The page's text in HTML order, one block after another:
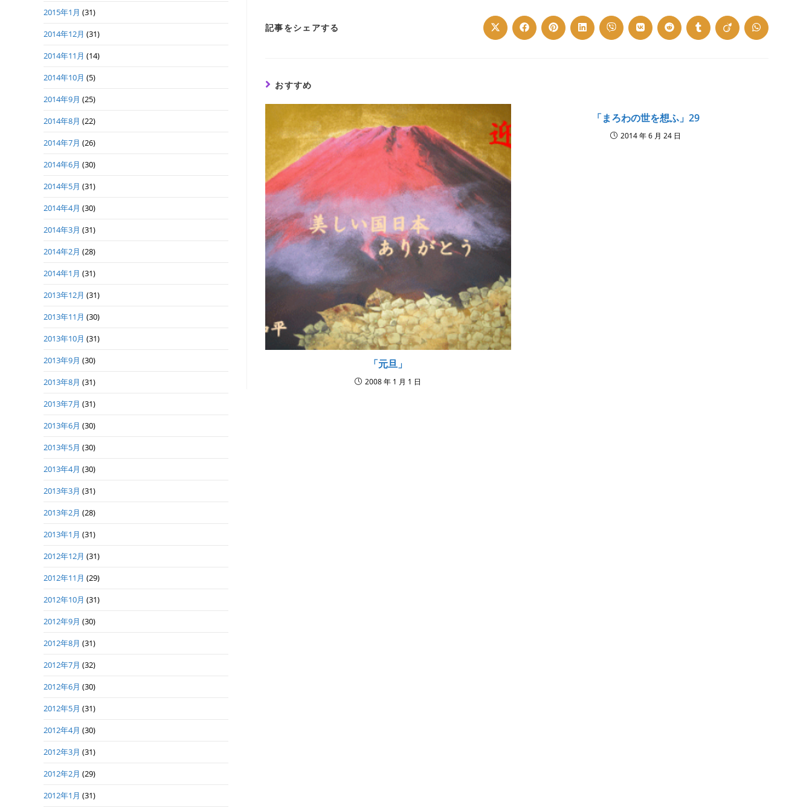
記事をシェアする Opens
in
Opens
in
Opens
in
Opens
in
Opens
in
Opens
in
Opens
in
Opens
in
Opens
in
Opens
in
おすすめ
「元旦」
2008 年 1 月 1 日
「まろわの世を想ふ」29
2014 年 6 月 24 日
2015年1月 (31)
2014年12月 (31)
2014年11月 (14)
2014年10月 (5)
2014年9月 (25)
2014年8月 (22)
2014年7月 (26)
2014年6月 (30)
2014年5月 (31)
2014年4月 (30)
2014年3月 (31)
2014年2月 (28)
2014年1月 (31)
2013年12月 (31)
2013年11月 (30)
2013年10月 (31)
2013年9月 (30)
2013年8月 (31)
2013年7月 (31)
2013年6月 (30)
2013年5月 (30)
2013年4月 (30)
2013年3月 (31)
2013年2月 (28)
2013年1月 (31)
2012年12月 (31)
2012年11月 (29)
2012年10月 (31)
2012年9月 (30)
2012年8月 (31)
2012年7月 (32)
2012年6月 (30)
2012年5月 (31)
2012年4月 (30)
2012年3月 (31)
2012年2月 (29)
2012年1月 (31)